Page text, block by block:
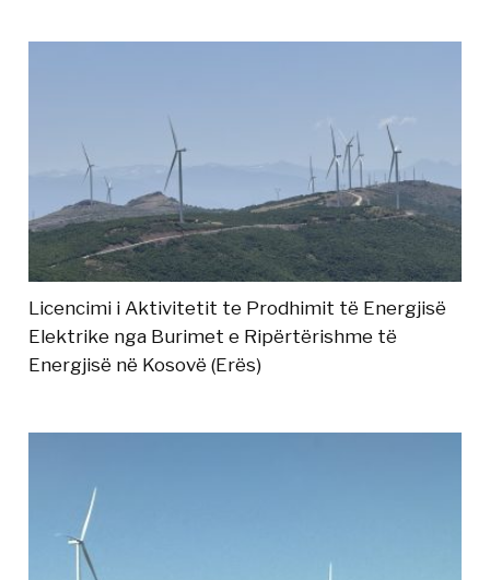
Licencimi i Aktivitetit te Prodhimit të Energjisë
Elektrike nga Burimet e Ripërtërishme të
Energjisë në Kosovë (Erës)